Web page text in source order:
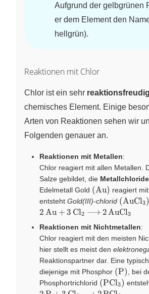
Aufgrund der gelbgrünen
er dem Element den
hellgrün).
Reaktionen mit Chlor
Chlor ist ein sehr
chemisches Element. Einige
Arten von Reaktionen sehen wir
Folgenden genauer an.
Reaktionen mit Metallen:
Chlor reagiert mit allen Metallen.
Salze gebildet, die Metallchloride
Edelmetall Gold \left(
(Au) reagiert
entsteht Gold(III)-chlorid \left(
(AuClX
3)
\ce{2
Cl2 ->
2
AuCl3}
2 Au +3 ClX
2 2AuClX
3
Reaktionen mit Nichtmetallen:
Chlor reagiert mit den meisten
hier stellt es meist den
Reaktionspartner dar. Eine
diejenige mit Phosphor \left(
(P)
bei
Phosphortrichlorid \left(
(PClX
3)